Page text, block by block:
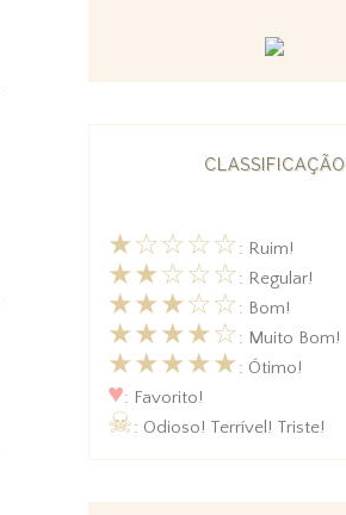
CLASSIFICAÇÃO
★☆☆☆☆: Ruim!
★★☆☆☆: Regular!
★★★☆☆: Bom!
★★★★☆: Muito Bom!
★★★★★: Ótimo!
♥: Favorito!
☠: Odioso! Terrível! Triste!